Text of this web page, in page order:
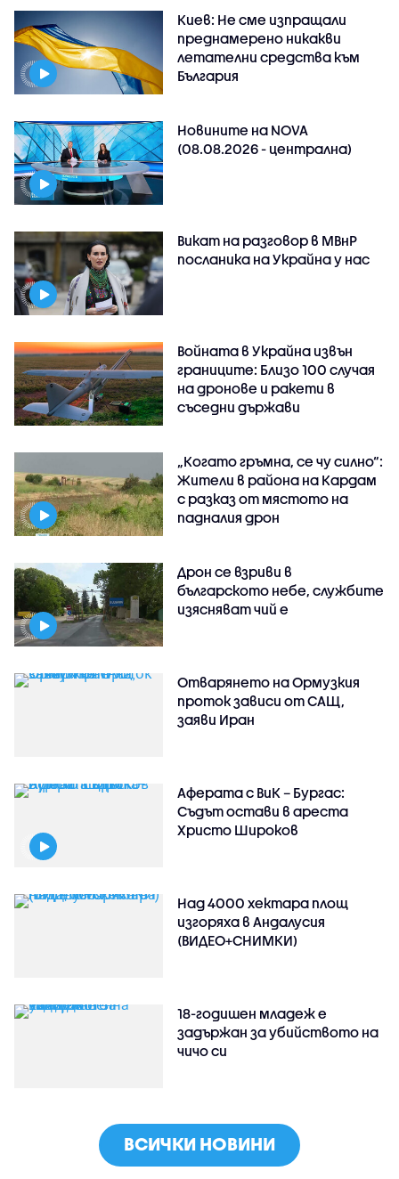
Киев: Не сме изпращали
преднамерено никакви
летателни средства към
България
Новините на NOVA
(08.08.2026 - централна)
Викат на разговор в МВнР
посланика на Украйна у нас
Войната в Украйна извън
границите: Близо 100 случая
на дронове и ракети в
съседни държави
„Когато гръмна, се чу силно“:
Жители в района на Кардам
с разказ от мястото на
падналия дрон
Дрон се взриви в
българското небе, службите
изясняват чий е
Отварянето на Ормузкия
проток зависи от САЩ,
заяви Иран
Аферата с ВиК – Бургас:
Съдът остави в ареста
Христо Широков
Над 4000 хектара площ
изгоряха в Андалусия
(ВИДЕО+СНИМКИ)
18-годишен младеж е
задържан за убийството на
чичо си
ВСИЧКИ НОВИНИ